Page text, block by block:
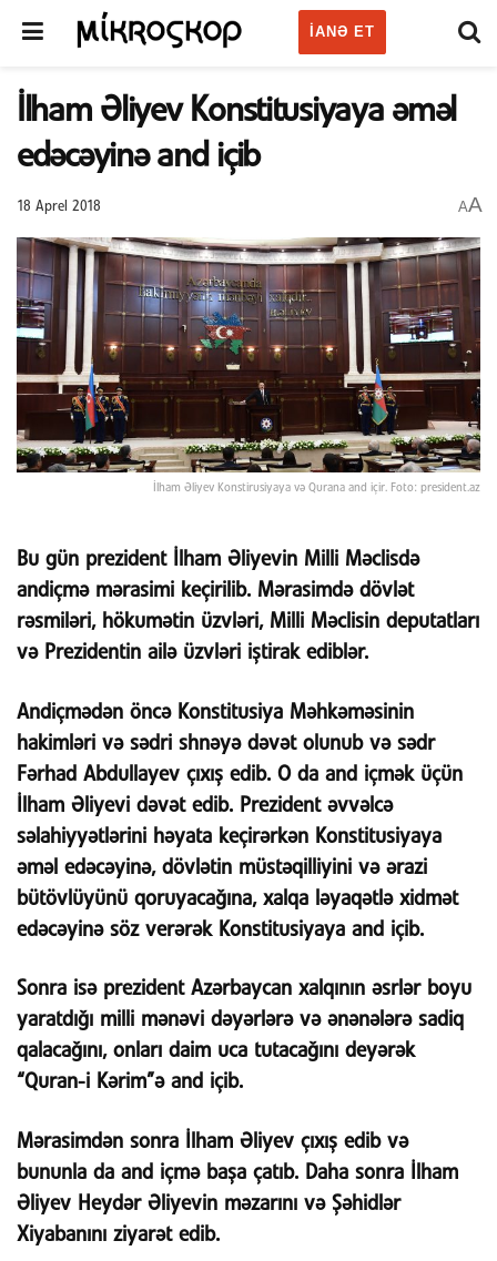
IANƏ ET
İlham Əliyev Konstitusiyaya əməl
edəcəyinə and içib
18 Aprel 2018 AA
İlham Əliyev Konstirusiyaya və Qurana and içir. Foto: president.az
Bu gün prezident İlham Əliyevin Milli Məclisdə
andiçmə mərasimi keçirilib. Mərasimdə dövlət
rəsmiləri, hökumətin üzvləri, Milli Məclisin deputatları
və Prezidentin ailə üzvləri iştirak ediblər.
Andiçmədən öncə Konstitusiya Məhkəməsinin
hakimləri və sədri shnəyə dəvət olunub və sədr
Fərhad Abdullayev çıxış edib. O da and içmək üçün
İlham Əliyevi dəvət edib. Prezident əvvəlcə
səlahiyyətlərini həyata keçirərkən Konstitusiyaya
əməl edəcəyinə, dövlətin müstəqilliyini və ərazi
bütövlüyünü qoruyacağına, xalqa ləyaqətlə xidmət
edəcəyinə söz verərək Konstitusiyaya and içib.
Sonra isə prezident Azərbaycan xalqının əsrlər boyu
yaratdığı milli mənəvi dəyərlərə və ənənələrə sadiq
qalacağını, onları daim uca tutacağını deyərək
“Quran-i Kərim”ə and içib.
Mərasimdən sonra İlham Əliyev çıxış edib və
bununla da and içmə başa çatıb. Daha sonra İlham
Əliyev Heydər Əliyevin məzarını və Şəhidlər
Xiyabanını ziyarət edib.